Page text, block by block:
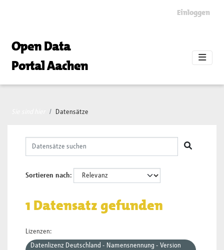
Einloggen
Open Data
Portal Aachen
Datensätze
Sortieren nach
1 Datensatz gefunden
Lizenzen:
Datenlizenz Deutschland - Namensnennung - Version